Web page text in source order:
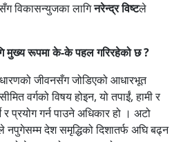
विकासन्युजका लागिनरेन्द्र विष्टले
मुख्य रूपमा के-के पहल गरिरहेको छ ?
जीवनसँग जोडिएको आधारभूत
वर्गको विषय होइन, यो तपाईं, हामी र
प्रयोग गर्न पाउने अधिकार हो । अटो
देश समृद्धिको दिशातर्फ अघि बढ्न